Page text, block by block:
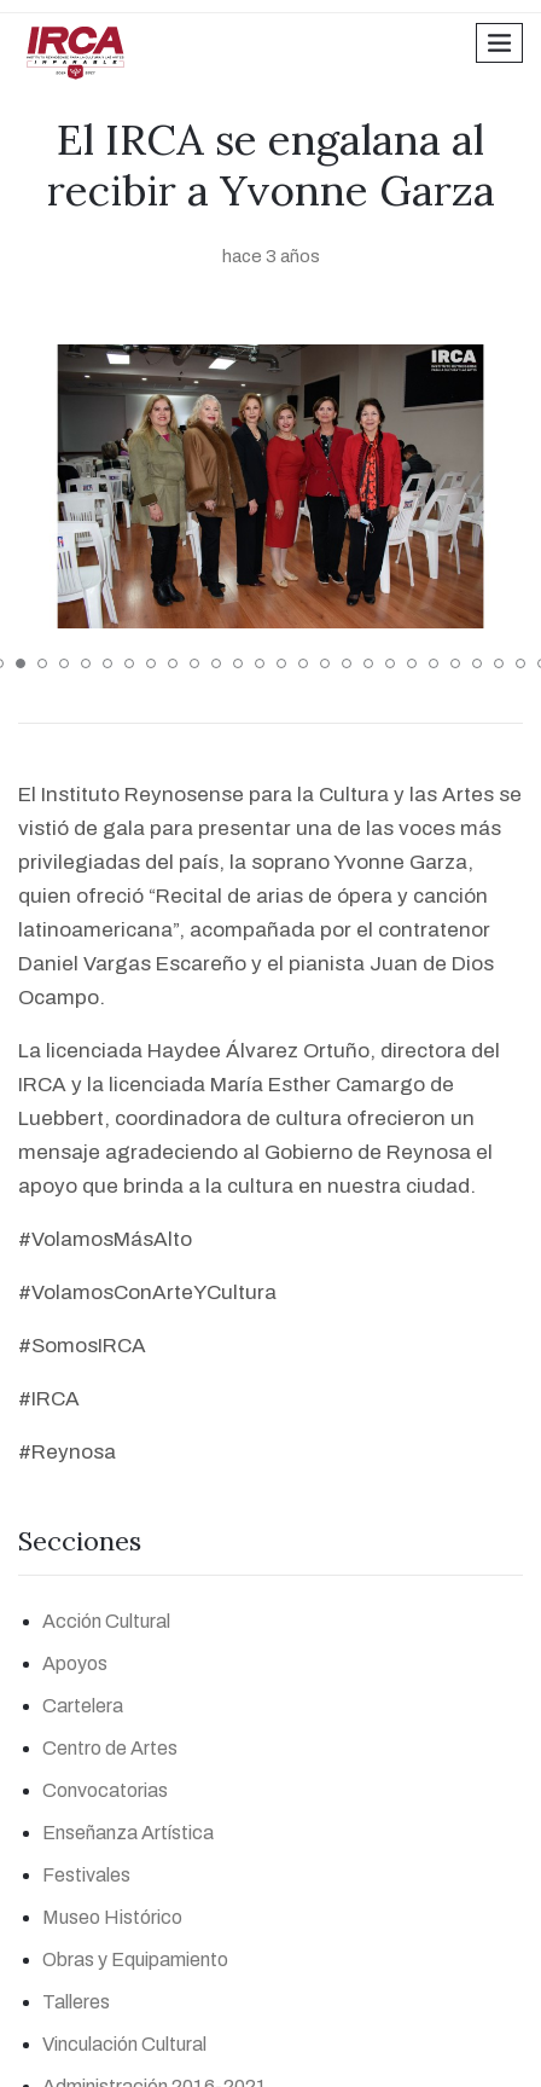
El IRCA se engalana al
recibir a Yvonne Garza
hace 3 años
El Instituto Reynosense para la Cultura y las Artes se
vistió de gala para presentar una de las voces más
privilegiadas del país, la soprano Yvonne Garza,
quien ofreció “Recital de arias de ópera y canción
latinoamericana”, acompañada por el contratenor
Daniel Vargas Escareño y el pianista Juan de Dios
Ocampo.
La licenciada Haydee Álvarez Ortuño, directora del
IRCA y la licenciada María Esther Camargo de
Luebbert, coordinadora de cultura ofrecieron un
mensaje agradeciendo al Gobierno de Reynosa el
apoyo que brinda a la cultura en nuestra ciudad.
#VolamosMásAlto
#VolamosConArteYCultura
#SomosIRCA
#IRCA
#Reynosa
Secciones
Acción Cultural
Apoyos
Cartelera
Centro de Artes
Convocatorias
Enseñanza Artística
Festivales
Museo Histórico
Obras y Equipamiento
Talleres
Vinculación Cultural